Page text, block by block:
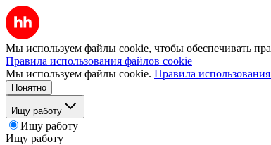
Мы используем файлы cookie, чтобы обеспечивать
Правила использования файлов cookie
Мы используем файлы cookie. Правила
Понятно
Ищу работу
Ищу работу
Ищу работу